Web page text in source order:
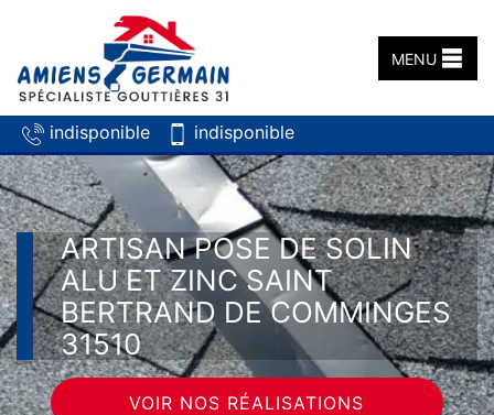
indisponible indisponible
MENU
ARTISAN POSE DE SOLIN
ALU ET ZINC SAINT
BERTRAND DE COMMINGES
31510
VOIR NOS RÉALISATIONS